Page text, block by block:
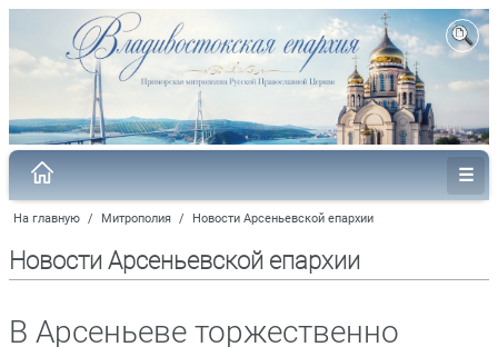
На главную / Митрополия / Новости Арсеньевской епархии
Новости Арсеньевской епархии
В Арсеньеве торжественно